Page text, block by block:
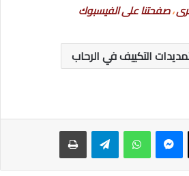
،صفحتنا على الفيسبوك
التكييف في الرحاب
ماسنجر واتساب تيلقرام طباعة